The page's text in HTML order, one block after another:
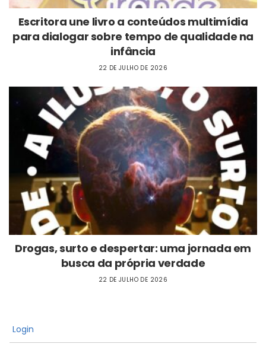
Escritora une livro a conteúdos multimídia
para dialogar sobre tempo de qualidade na
infância
22 DE JULHO DE 2026
Drogas, surto e despertar: uma jornada em
busca da própria verdade
22 DE JULHO DE 2026
Login